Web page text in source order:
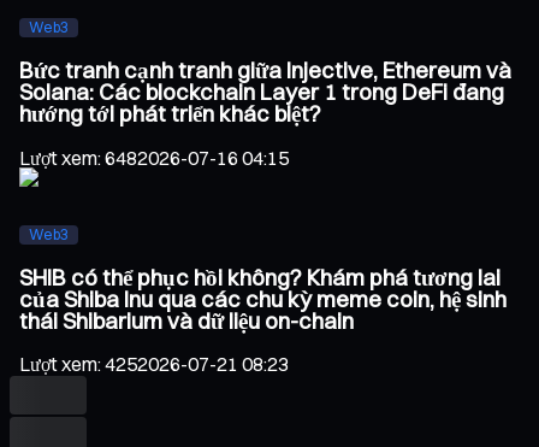
Web3
Bức tranh cạnh tranh giữa Injective, Ethereum và
Solana: Các blockchain Layer 1 trong DeFi đang
hướng tới phát triển khác biệt?
Lượt xem:6482026-07-16 04:15
Web3
SHIB có thể phục hồi không? Khám phá tương lai
của Shiba Inu qua các chu kỳ meme coin, hệ sinh
thái Shibarium và dữ liệu on-chain
Lượt xem:4252026-07-21 08:23